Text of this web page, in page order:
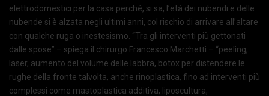
elettrodomestici per la casa perché, si sa, l’età dei nubendi e delle
nubende si è alzata negli ultimi anni, col rischio di arrivare all’altare
con qualche ruga o inestesismo. “Tra gli interventi più gettonati
dalle spose” – spiega il chirurgo Francesco Marchetti – “peeling,
laser, aumento del volume delle labbra, botox per distendere le
rughe della fronte talvolta, anche rinoplastica, fino ad interventi più
complessi come mastoplastica additiva, liposcultura,